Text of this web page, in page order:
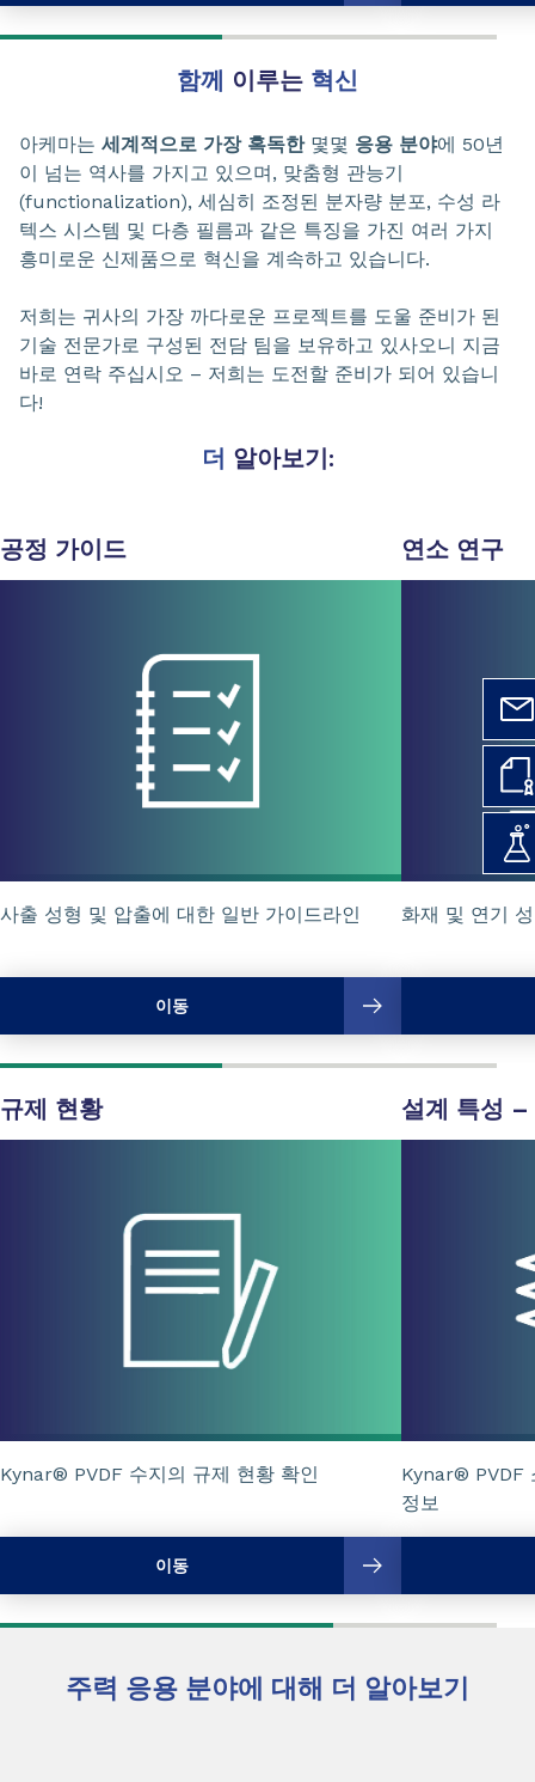
함께 이루는 혁신
아케마는 세계적으로 가장 혹독한몇몇 응용 분야에 50년
이 넘는 역사를 가지고 있으며, 맞춤형 관능기
(functionalization), 세심히 조정된 분자량 분포, 수성 라
텍스 시스템 및 다층 필름과 같은 특징을 가진 여러 가지
흥미로운 신제품으로 혁신을 계속하고 있습니다.
저희는 귀사의 가장 까다로운 프로젝트를 도울 준비가 된
기술 전문가로 구성된 전담 팀을 보유하고 있사오니 지금
바로 연락 주십시오 – 저희는 도전할 준비가 되어 있습니
다!
더 알아보기:
공정 가이드
사출 성형 및 압출에 대한 일반 가이드라인
이동
연소 연구
화재 및 연기
규제 현황
Kynar® PVDF 수지의 규제 현황 확인
이동
설계 특성 –
Kynar® PVDF
정보
주력 응용 분야에 대해 더 알아보기